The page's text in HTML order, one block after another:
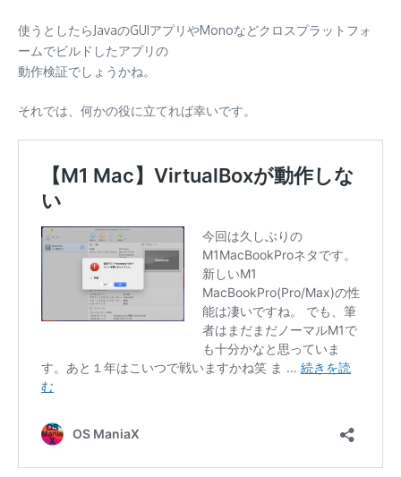
使うとしたらJavaのGUIアプリやMonoなどクロスプラットフォ
ームでビルドしたアプリの
動作検証でしょうかね。
それでは、何かの役に立てれば幸いです。